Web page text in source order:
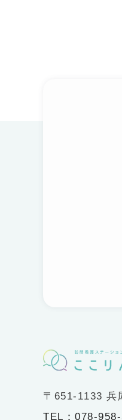
〒651-1133 兵
TEL：078-